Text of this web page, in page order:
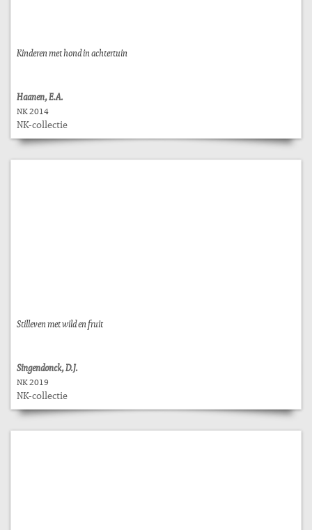
Kinderen met hond in achtertuin
Haanen, E.A.
NK 2014
NK-collectie
Stilleven met wild en fruit
Singendonck, D.J.
NK 2019
NK-collectie